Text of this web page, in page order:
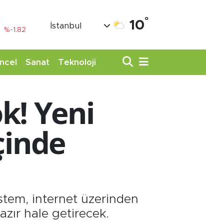
%0.02
%0.19
%0
İstanbul 10°
Sanat Teknoloji
Yeni
internet üzerinden
hale getirecek.